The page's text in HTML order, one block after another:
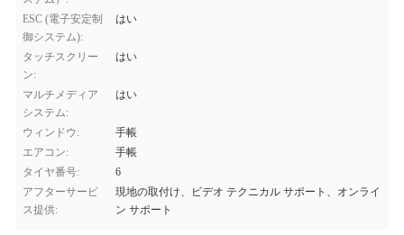
ESC (電子安定制
御システム):
はい
タッチスクリー
ン:
はい
マルチメディア
システム:
はい
ウィンドウ:
手帳
エアコン:
手帳
タイヤ番号:
6
アフターサービ
ス提供:
現地の取付け、ビデオ テクニカル サポート、オンライ
ン サポート